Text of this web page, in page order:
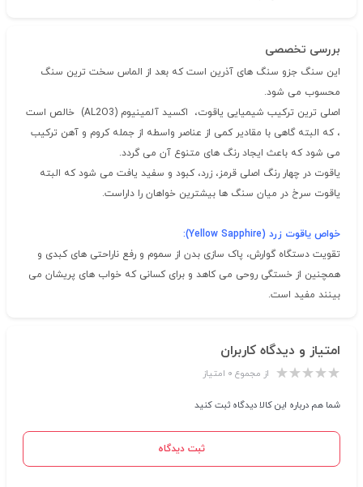
بررسی تخصصی
این سنگ جزو سنگ های آذرین است که بعد از الماس سخت ترین سنگ
محسوب می شود.
اصلی ترین ترکیب شیمیایی یاقوت، اکسید آلمینیوم (AL2O3) خالص است
، که البته گاهی با مقادیر کمی از عناصر واسطه از جمله کروم و آهن ترکیب
می شود که باعث ایجاد رنگ های متنوع آن می گردد.
یاقوت در چهار رنگ اصلی قرمز، زرد، کبود و سفید یافت می شود که البته
یاقوت سرخ در میان سنگ ها بیشترین خواهان را داراست.
خواص یاقوت زرد (Yellow Sapphire):
تقویت دستگاه گوارش، پاک سازی بدن از سموم و رفع ناراحتی های کبدی و
همچنین از خستگی روحی می کاهد و برای کسانی که خواب های پریشان می
بینند مفید است.
امتیاز و دیدگاه کاربران
از مجموع ۰ امتیاز
شما هم درباره این کالا دیدگاه ثبت کنید
ثبت دیدگاه